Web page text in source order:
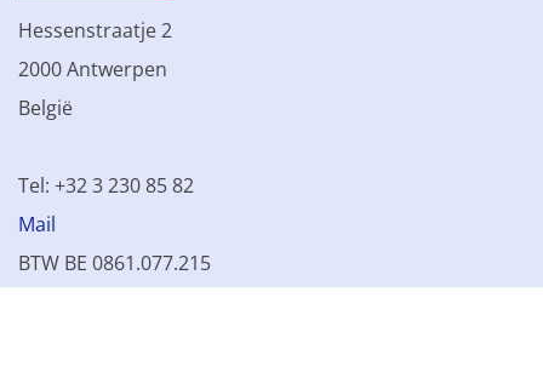
Hessenstraatje 2
2000 Antwerpen
België
Tel: +32 3 230 85 82
Mail
BTW BE 0861.077.215